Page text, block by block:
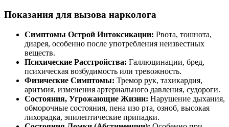
Показания для вызова нарколога
Симптомы Острой Интоксикации: Рвота, тошнота,
диарея, особенно после употребления неизвестных
веществ.
Психические Расстройства: Галлюцинации, бред,
психическая возбудимость или тревожность.
Физические Симптомы: Тремор рук, тахикардия,
аритмия, изменения артериального давления, судороги.
Состояния, Угрожающие Жизни: Нарушение дыхания,
обморочные состояния, пена изо рта, озноб, высокая
лихорадка, эпилептические припадки.